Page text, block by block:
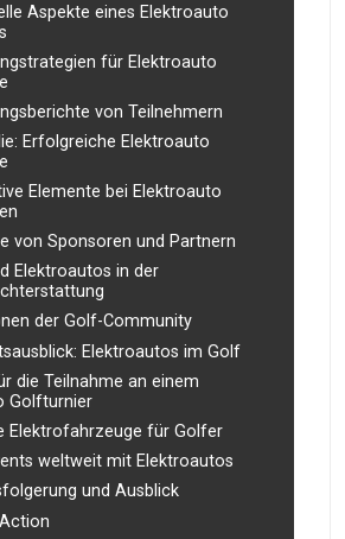
Aspekte eines Elektroauto
für Elektroauto
von Teilnehmern
Erfolgreiche Elektroauto
Elemente bei Elektroauto
von Sponsoren und Partnern
Elektroautos in der
der Golf-Community
Elektroautos im Golf
die Teilnahme an einem
Golfturnier
Elektrofahrzeuge für Golfer
weltweit mit Elektroautos
und Ausblick